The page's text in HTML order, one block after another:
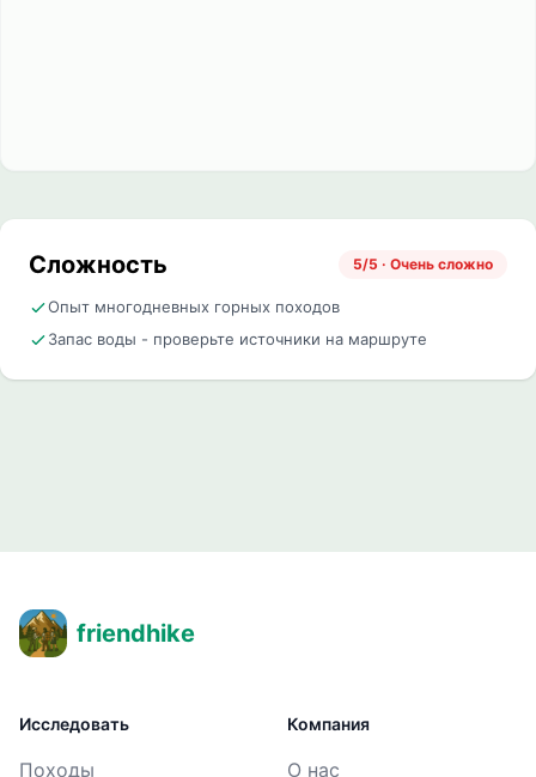
Сложность 5/5 · Очень сложно
Опыт многодневных горных походов
Запас воды - проверьте источники на маршруте
friendhike
Исследовать
Походы
Компания
О нас